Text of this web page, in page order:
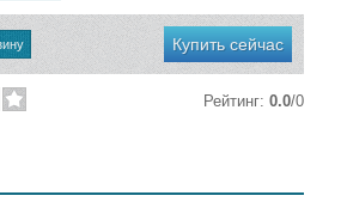
Купить сейчас
Рейтинг: 0.0/0